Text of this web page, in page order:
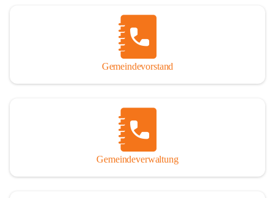
Gemeindevorstand
Gemeindeverwaltung